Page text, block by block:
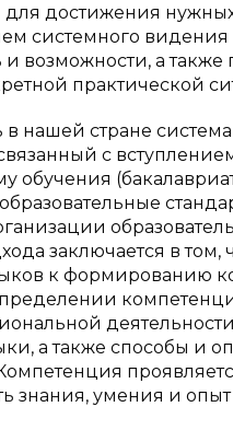
достижения
системного
и возможности, а
практической
нашей стране
с
обучения
заключается в
к формированию
а также способы и
знания, умения и